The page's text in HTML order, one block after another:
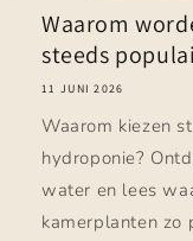
Waarom
steeds
11 JUNI 2026
Waarom kiezen
hydroponie?
water en lees
kamerplanten zo